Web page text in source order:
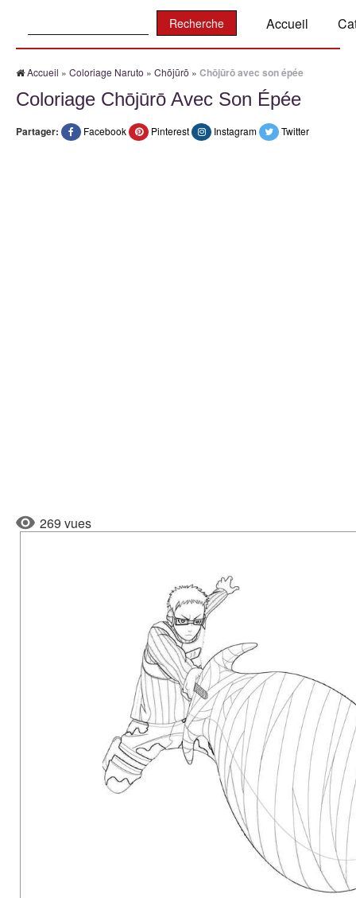
Accueil
Accueil » Coloriage Naruto » Chōjūrō » Chōjūrō avec son épée
Coloriage Chōjūrō Avec Son Épée
Partager: Facebook Pinterest Instagram Twitter
269 vues